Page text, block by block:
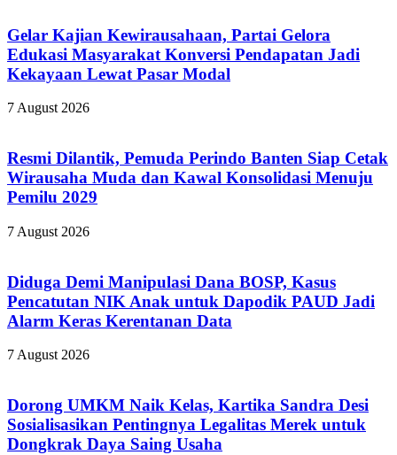
Gelar Kajian Kewirausahaan, Partai Gelora
Edukasi Masyarakat Konversi Pendapatan Jadi
Kekayaan Lewat Pasar Modal
7 August 2026
Resmi Dilantik, Pemuda Perindo Banten Siap Cetak
Wirausaha Muda dan Kawal Konsolidasi Menuju
Pemilu 2029
7 August 2026
Diduga Demi Manipulasi Dana BOSP, Kasus
Pencatutan NIK Anak untuk Dapodik PAUD Jadi
Alarm Keras Kerentanan Data
7 August 2026
Dorong UMKM Naik Kelas, Kartika Sandra Desi
Sosialisasikan Pentingnya Legalitas Merek untuk
Dongkrak Daya Saing Usaha